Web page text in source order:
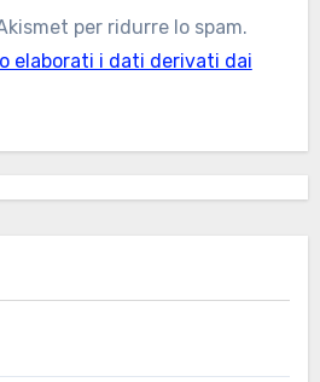
per ridurre lo spam.
elaborati i dati derivati dai